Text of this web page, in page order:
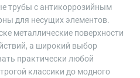
трубы с антикоррозийным
для несущих элементов.
металлические поверхности
а широкий выбор
практически любой
классики до модного